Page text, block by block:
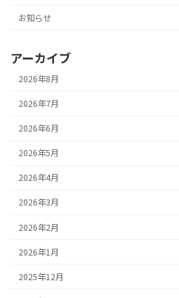
お知らせ
アーカイブ
2026年8月
2026年7月
2026年6月
2026年5月
2026年4月
2026年3月
2026年2月
2026年1月
2025年12月